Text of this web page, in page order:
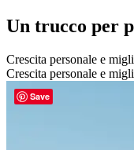
Un trucco per
Crescita personale e
Crescita personale e
Save